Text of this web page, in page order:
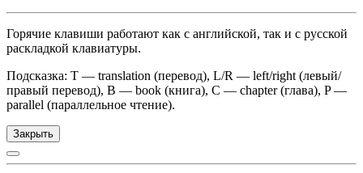
Горячие клавиши работают как с английской, так и с русской
раскладкой клавиатуры.
Подсказка: T — translation (перевод), L/R — left/right (левый/
правый перевод), B — book (книга), C — chapter (глава), P —
parallel (параллельное чтение).
Закрыть